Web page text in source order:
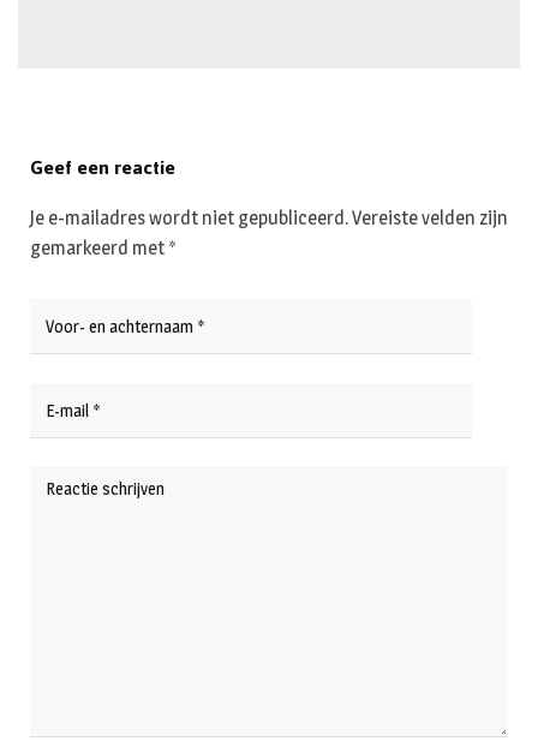
Geef een reactie
Je e-mailadres wordt niet gepubliceerd.Vereiste velden zijn
gemarkeerd met *